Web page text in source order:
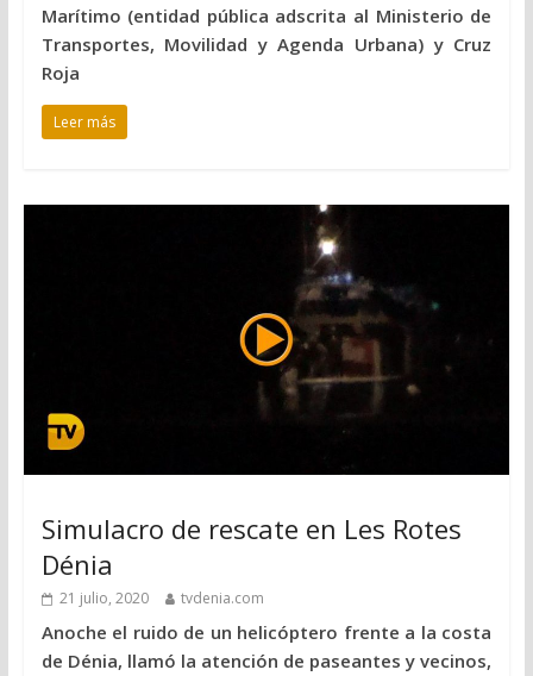
Marítimo (entidad pública adscrita al Ministerio de
Transportes, Movilidad y Agenda Urbana) y Cruz
Roja
Leer más
Simulacro de rescate en Les Rotes
Dénia
21 julio, 2020 tvdenia.com
Anoche el ruido de un helicóptero frente a la costa
de Dénia, llamó la atención de paseantes y vecinos,